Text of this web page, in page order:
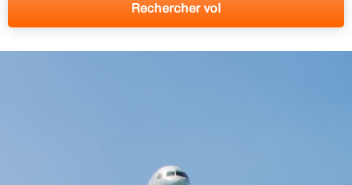
Rechercher vol